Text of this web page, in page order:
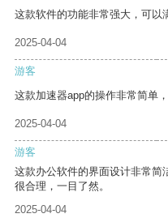
这款软件的功能非常强大，可以
2025-04-04
游客
这款加速器app的操作非常简单
2025-04-04
游客
这款办公软件的界面设计非常简
很合理，一目了然。
2025-04-04